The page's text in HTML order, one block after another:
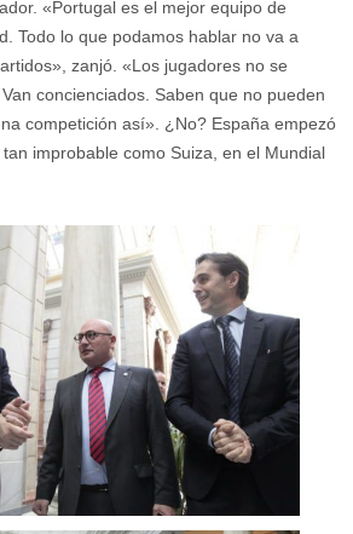
«Portugal es el mejor equipo de
Todo lo que podamos hablar no va a
zanjó. «Los jugadores no se
concienciados. Saben que no pueden
competición así». ¿No? España empezó
improbable como Suiza, en el Mundial